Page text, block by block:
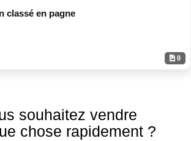
0
classé en pagne
souhaitez vendre
chose rapidement ?